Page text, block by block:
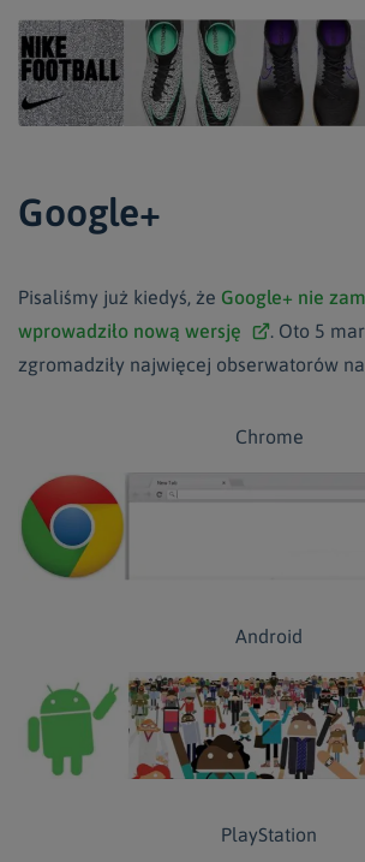
Google+
Pisaliśmy już kiedyś, że Google+ nie
wprowadziło nową wersję
. Oto 5
zgromadziły najwięcej obserwatorów
Chrome
Android
PlayStation